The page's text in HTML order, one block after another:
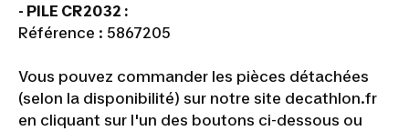
- PILE CR2032 :
Référence : 5867205
Vous pouvez commander les pièces détachées
(selon la disponibilité) sur notre site decathlon.fr
en cliquant sur l'un des boutons ci-dessous ou